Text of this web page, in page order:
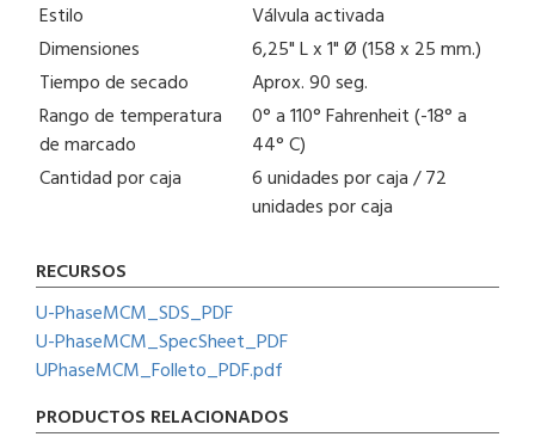
Estilo
Válvula activada
Dimensiones
6,25" L x 1" Ø (158 x 25 mm.)
Tiempo de secado
Aprox. 90 seg.
Rango de temperatura
de marcado
0° a 110° Fahrenheit (-18° a
44° C)
Cantidad por caja
6 unidades por caja / 72
unidades por caja
RECURSOS
U-PhaseMCM_SDS_PDF
U-PhaseMCM_SpecSheet_PDF
UPhaseMCM_Folleto_PDF.pdf
PRODUCTOS RELACIONADOS